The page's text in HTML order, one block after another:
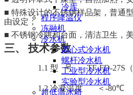
冷库
程序降温仪
冻融机
冷水机
离心式冷水机
螺杆冷水机
工业型冷水机
实验型冷水机
超低温冰箱
■ 特殊设计的不锈钢样品架，普通
由设定 ；
■ 不锈钢冷阱和台面，清洁卫生，
三、 技术参数
1.1 型 号 TF-FD-27S
1.2 冷凝温度 ＜-80℃